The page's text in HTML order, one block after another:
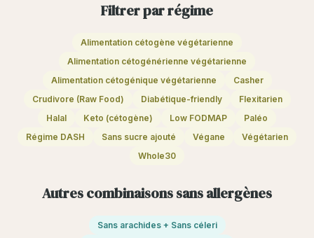
Filtrer par régime
Alimentation cétogène végétarienne
Alimentation cétogénérienne végétarienne
Alimentation cétogénique végétarienne
Casher
Crudivore (Raw Food)
Diabétique-friendly
Flexitarien
Halal
Keto (cétogène) Low FODMAP
Paléo
Régime DASH
Sans sucre ajouté Végane
Végétarien
Whole30
Autres combinaisons sans allergènes
Sans arachides + Sans céleri